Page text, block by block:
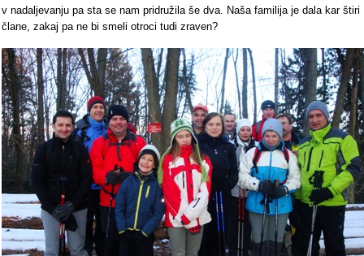
v nadaljevanju pa sta se nam pridružila še dva. Naša familija je dala kar štiri
člane, zakaj pa ne bi smeli otroci tudi zraven?